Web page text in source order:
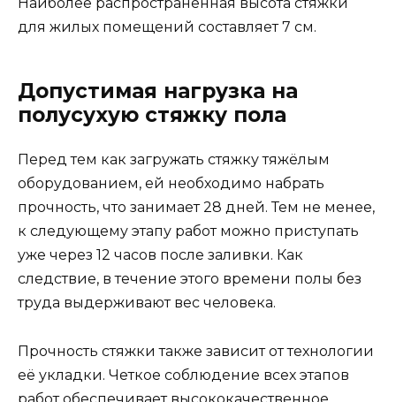
Наиболее распространённая высота стяжки
для жилых помещений составляет 7 см.
Допустимая нагрузка на
полусухую стяжку пола
Перед тем как загружать стяжку тяжёлым
оборудованием, ей необходимо набрать
прочность, что занимает 28 дней. Тем не менее,
к следующему этапу работ можно приступать
уже через 12 часов после заливки. Как
следствие, в течение этого времени полы без
труда выдерживают вес человека.
Прочность стяжки также зависит от технологии
её укладки. Четкое соблюдение всех этапов
работ обеспечивает высококачественное